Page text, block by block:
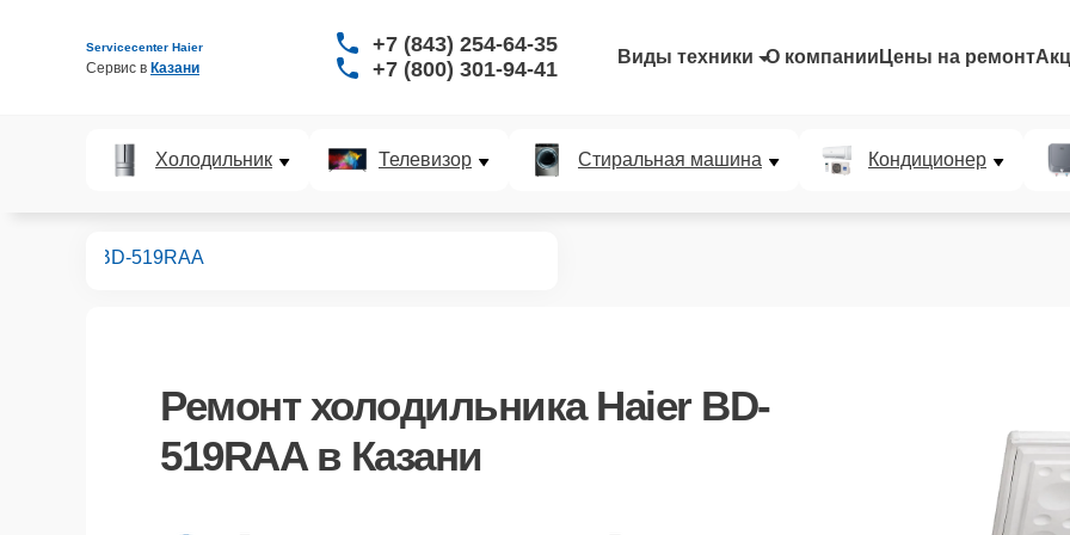
Servicecenter Haier
Сервис в Казани
+7 (843) 254-64-35
+7 (800) 301-94-41
Виды техники О компании Цены на ремонт
Холодильник Телевизор Стиральная машина Кондиционер
BD-519RAA
Ремонтхолодильника Haier BD-
519RAAв Казани